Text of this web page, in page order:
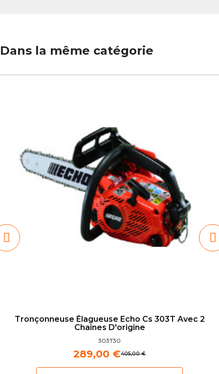
Dans la même catégorie
Tronçonneuse Élagueuse Echo Cs 303T Avec 2
Chaînes D'origine
303T30
405,00 €
289,00 €